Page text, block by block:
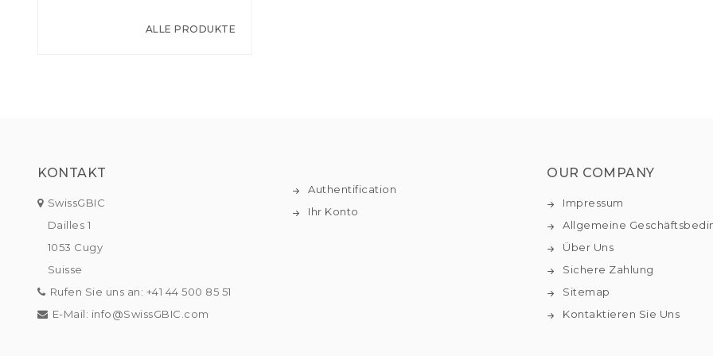
ALLE PRODUKTE
KONTAKT
SwissGBIC
Dailles 1
1053 Cugy
Suisse
Rufen Sie uns an: +41 44 500 85 51
E-Mail: info@SwissGBIC.com
Authentification
Ihr Konto
OUR COMPANY
Impressum
Allgemeine
Über Uns
Sichere Zahlung
Sitemap
Kontaktieren Sie Uns